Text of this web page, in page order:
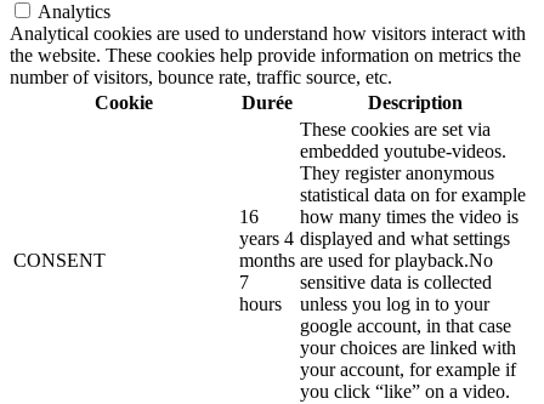
Analytics
Analytical cookies are used to understand how visitors interact with
the website. These cookies help provide information on metrics the
number of visitors, bounce rate, traffic source, etc.
Cookie
Durée Description
CONSENT
16
years 4
months
7
hours
These cookies are set via
embedded youtube-videos.
They register anonymous
statistical data on for example
how many times the video is
displayed and what settings
are used for playback.No
sensitive data is collected
unless you log in to your
google account, in that case
your choices are linked with
your account, for example if
you click “like” on a video.